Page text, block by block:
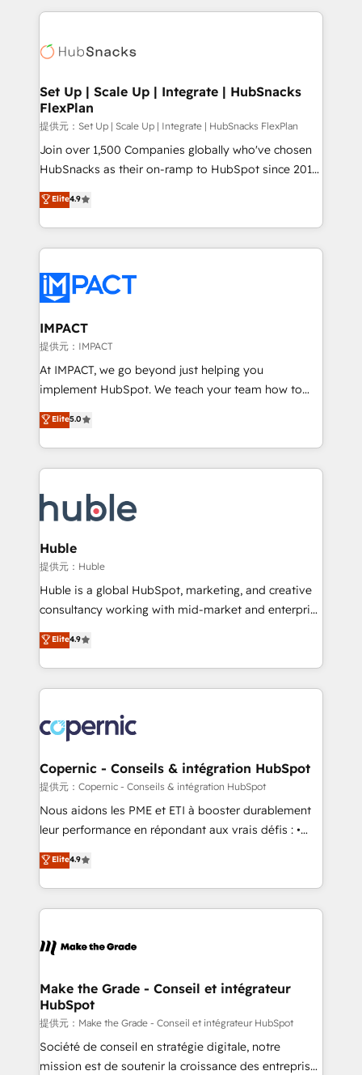
WooCommerce, BuilderTrend, and more Experience
the difference — reach out to see how AI + HubSpot
results)! In short, our services include: - HubSpot
HubSpot development: websites, custom modules,
marketing, advertising, campaigns, content and
design We connect people, data and technology to
improve customer experiences. With our bright
people, exciting ideas and can-do mentality, we
ensure revenue growth on a daily basis. So tell us
team of 100+ experts is ready for you! Driving digital
growth | www.brightdigital.com
Set Up | Scale Up | Integrate | HubSnacks
FlexPlan
提供元：Set Up | Scale Up | Integrate | HubSnacks FlexPlan
Join over 1,500 Companies globally who've chosen
HubSnacks as their on-ramp to HubSpot since 2014
Simple pay-as-you-go plans that accelerate value...
1️⃣ Set Up | Onboarding New or Check-fixing existing
HubSpot portals 2️⃣ Scale Up | 100% HubSpot Task
Execution... Global 24/7 ... All Experts 3️⃣ Integrate |
Slash months from your API Integration project... ⬅️
Click "Contact Business" ⬅️ to access 150+ Kickstart
Integration templates that put HubSpot in the center
of your tech stack, syncing... 🛍️ Shopify or
WooCommerce 💲 Stripe or Paypal 💰 Sage or
Netsuite 🤖 Google or Microsoft ✍️ DocuSign or
the rare Advanced "Custom Integrations"
Accreditation, securely sync data across... 🔄 any
new HubSpot portal with Advanced Website and
CRM Migrations using our in-house "HubScrub" Tool.
Elite4.9
IMPACT
提供元：IMPACT
At IMPACT, we go beyond just helping you
implement HubSpot. We teach your team how to
master it. As the creators of the Endless Customers
System™ (the next evolution of They Ask, You
Answer), we’re the only HubSpot partner built
entirely around coaching and training. That means
skills, processes, and internal team you need to
attract the right buyers, close deals faster, and grow
without outside dependencies. You’ll learn how to: •
Set up, audit, and organize your HubSpot portal •
Get your sales team fully using HubSpot • Track
pipeline and revenue across the entire buyer journey
growth • Create content and videos that attract
buyers • Use AI to scale smarter Our coaching-led
lasts. So if you're ready to become the most trusted
voice in your market, let’s talk.
Elite5.0
Huble
提供元：Huble
Huble is a global HubSpot, marketing, and creative
consultancy working with mid-market and enterprise
businesses. We go beyond implementation, shaping
the strategy, processes, and teams that turn
HubSpot into a genuine growth engine. Named
HubSpot's Global Partner of the Year in 2024,
worldwide, and with over 15 years in the ecosystem,
Huble has built a track record that speaks for itself.
One company, one operating model, delivering
across offices and consulting teams in the UK, USA,
Canada, Germany, France, Belgium, Singapore, and
South Africa. Certified compliant with ISO/IEC
international offices and 175+ employees.
Elite4.9
Copernic - Conseils & intégration HubSpot
提供元：Copernic - Conseils & intégration HubSpot
Nous aidons les PME et ETI à booster durablement
leur performance en répondant aux vrais défis : •
Intégration de HubSpot avec d’autres outils (ERP,
téléphonie, etc.) • Alignement des équipes grâce à un
outil et des données partagées • Amélioration de la
collecte et de l’analyse des données pour des
de la productivité des équipes Notre équipe de 30
avec un engagement total, alignant processus
métiers et technologie, et guidant vos équipes à
travers le changement, tout en centrant vos objectifs
d’entreprise. Grâce à une méthodologie éprouvée
auprès de plus de 400 clients, nous comprenons
Elite4.9
Make the Grade - Conseil et intégrateur
HubSpot
提供元：Make the Grade - Conseil et intégrateur HubSpot
Société de conseil en stratégie digitale, notre
mission est de soutenir la croissance des entreprises